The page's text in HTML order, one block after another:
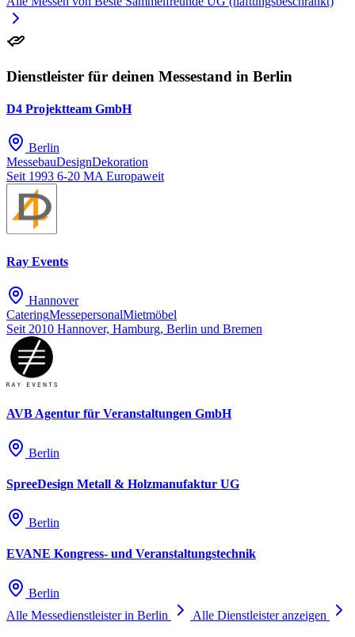
Dienstleister für deinen Messestand in Berlin
D4 Projektteam GmbH
Berlin
MessebauDesignDekoration
Seit 1993 6-20 MA Europaweit
Ray Events
Hannover
CateringMessepersonalMietmöbel
Seit 2010 Hannover, Hamburg, Berlin und Bremen
AVB Agentur für Veranstaltungen GmbH
Berlin
SpreeDesign Metall & Holzmanufaktur UG
Berlin
EVANE Kongress- und Veranstaltungstechnik
Berlin
Alle Messedienstleister in Berlin
Alle Dienstleister anzeigen